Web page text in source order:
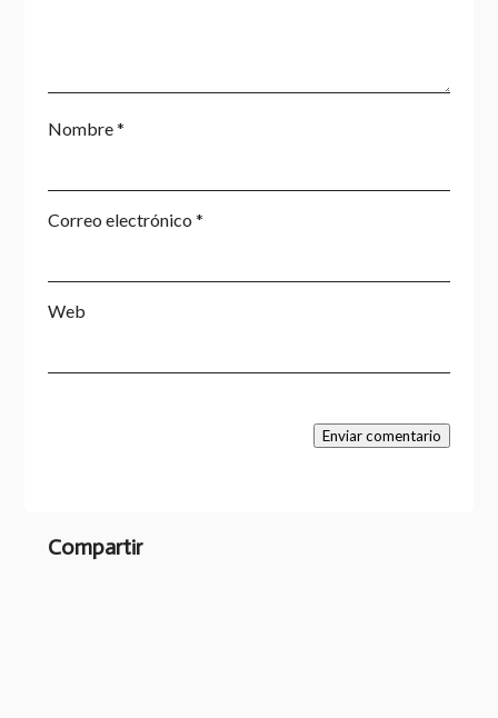
Nombre*
Correo electrónico *
Web
Enviar comentario
Compartir